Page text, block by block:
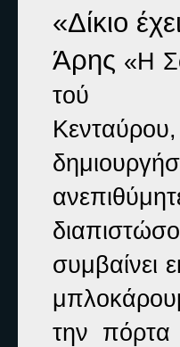
«Δίκιο
Άρης «Η
τού
συμβαίνει
την